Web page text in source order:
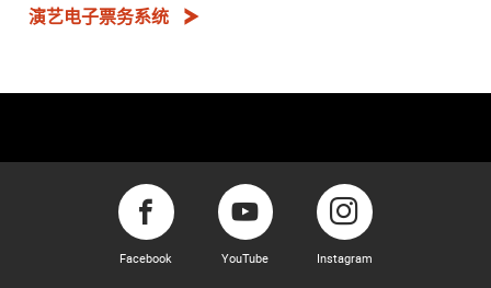
演艺电子票务系统
Facebook YouTube Instagram